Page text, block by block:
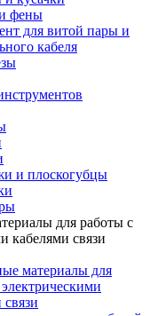
фены
для витой пары и
кабеля
и плоскогубцы
для работы с
кабелями связи
материалы для
связи